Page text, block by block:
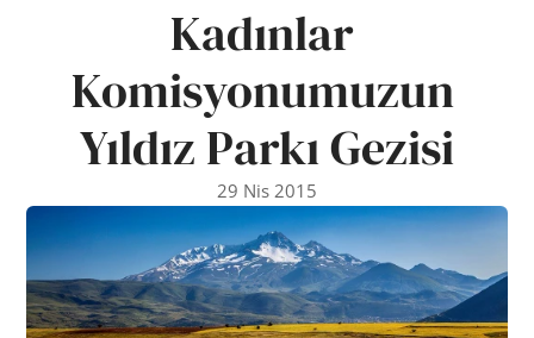
Kadınlar
Komisyonumuzun
Yıldız Parkı Gezisi
29 Nis 2015